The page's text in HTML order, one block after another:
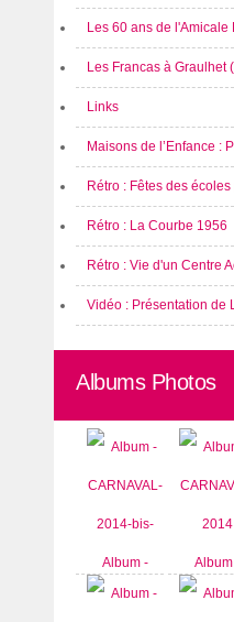
Les 60 ans de
Les Francas à Graulhet
Links
Maisons de l’Enfance :
Rétro : Fêtes des
Rétro : La Courbe 1956
Rétro : Vie d'un Centre
Vidéo : Présentation de
Albums Photos
Album -
CARNAVAL-